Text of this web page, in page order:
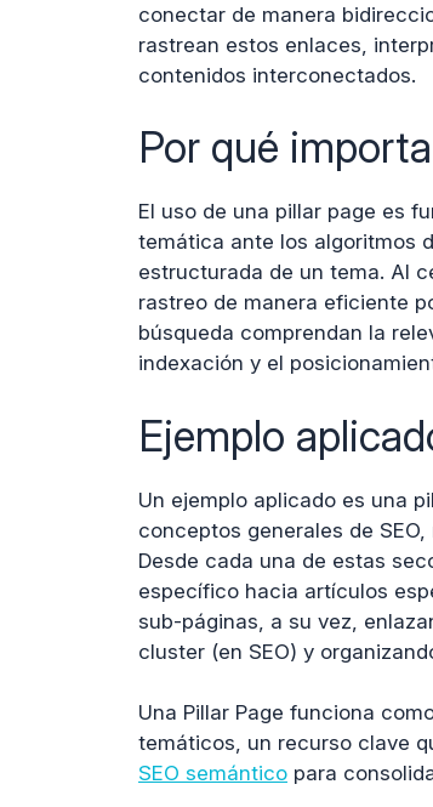
conectar de manera
rastrean estos enlaces,
contenidos interconectados.
Por qué
El uso de una pillar page es
temática ante los algoritmos
estructurada de un tema. Al
rastreo de manera eficiente
búsqueda comprendan la
indexación y el
Ejemplo
Un ejemplo aplicado es una
conceptos generales de
Desde cada una de estas
específico hacia artículos
sub-páginas, a su vez,
cluster (en SEO) y
Una Pillar Page funciona
temáticos, un recurso clave
SEO semántico para